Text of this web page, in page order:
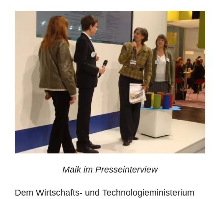
Maik im Presseinterview
Dem Wirtschafts- und Technologieministerium